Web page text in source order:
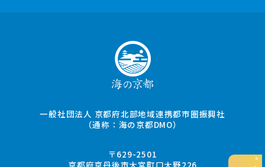
一般社団法人 京都府北部地域連携都市圏振興社
（通称：海の京都DMO）
〒629-2501
京都府京丹後市大宮町口大野226